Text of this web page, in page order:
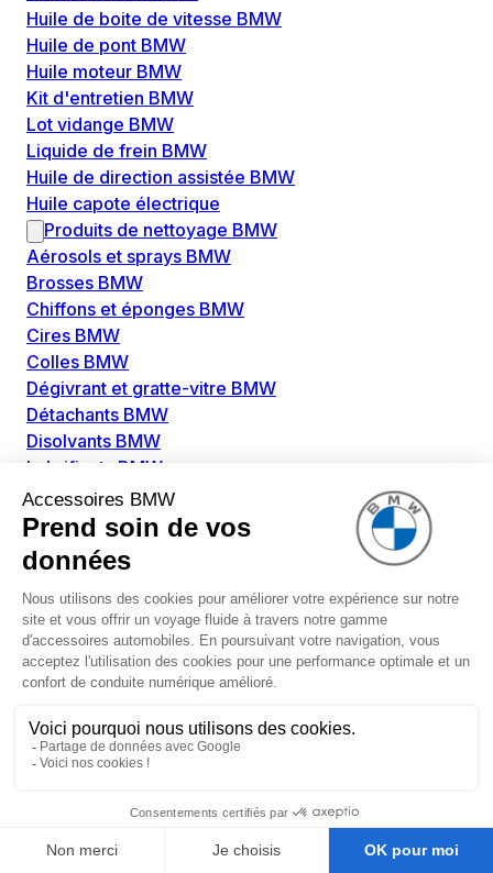
Huile de boite de vitesse BMW
Huile de pont BMW
Huile moteur BMW
Kit d'entretien BMW
Lot vidange BMW
Liquide de frein BMW
Huile de direction assistée BMW
Huile capote électrique
Produits de nettoyage BMW
Aérosols et sprays BMW
Brosses BMW
Chiffons et éponges BMW
Cires BMW
Colles BMW
Dégivrant et gratte-vitre BMW
Détachants BMW
Disolvants BMW
Lubrifiants BMW
Nettoyant intérieur BMW
Nettoyant extérieur BMW
Pièces détachées BMW
Alimentation Carburant BMW
Boitier papillon BMW
Faisceau de câble pour réservoir avec pompe
d'aspiration BMW
Injecteur BMW
Pompe diesel BMW
Allumage / Préchauffage BMW
Boitier de préchauffage BMW